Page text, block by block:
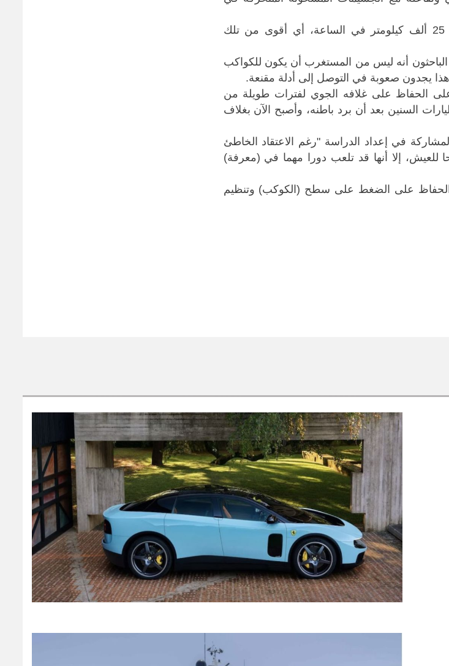
وتصل سرعات الرياح على الكواكب السبعة خارج المجموعة الشمسية إلى 25 ألف كيلومتر في الساعة، أي أقوى من تلك
أنه ليس من ​المستغرب أن يكون للكواكب
هذا يجدون صعوبة في التوصل إلى أدلة مقنعة.
على الحفاظ على غلافه ​الجوي لفترات طويلة من
السنين بعد أن برد باطنه، وأصبح الآن بغلاف
في إعداد الدراسة "رغم الاعتقاد الخاطئ
للعيش، إلا أنها قد تلعب دورا مهما في (معرفة)
الحفاظ ​على الضغط على سطح (الكوكب) وتنظيم